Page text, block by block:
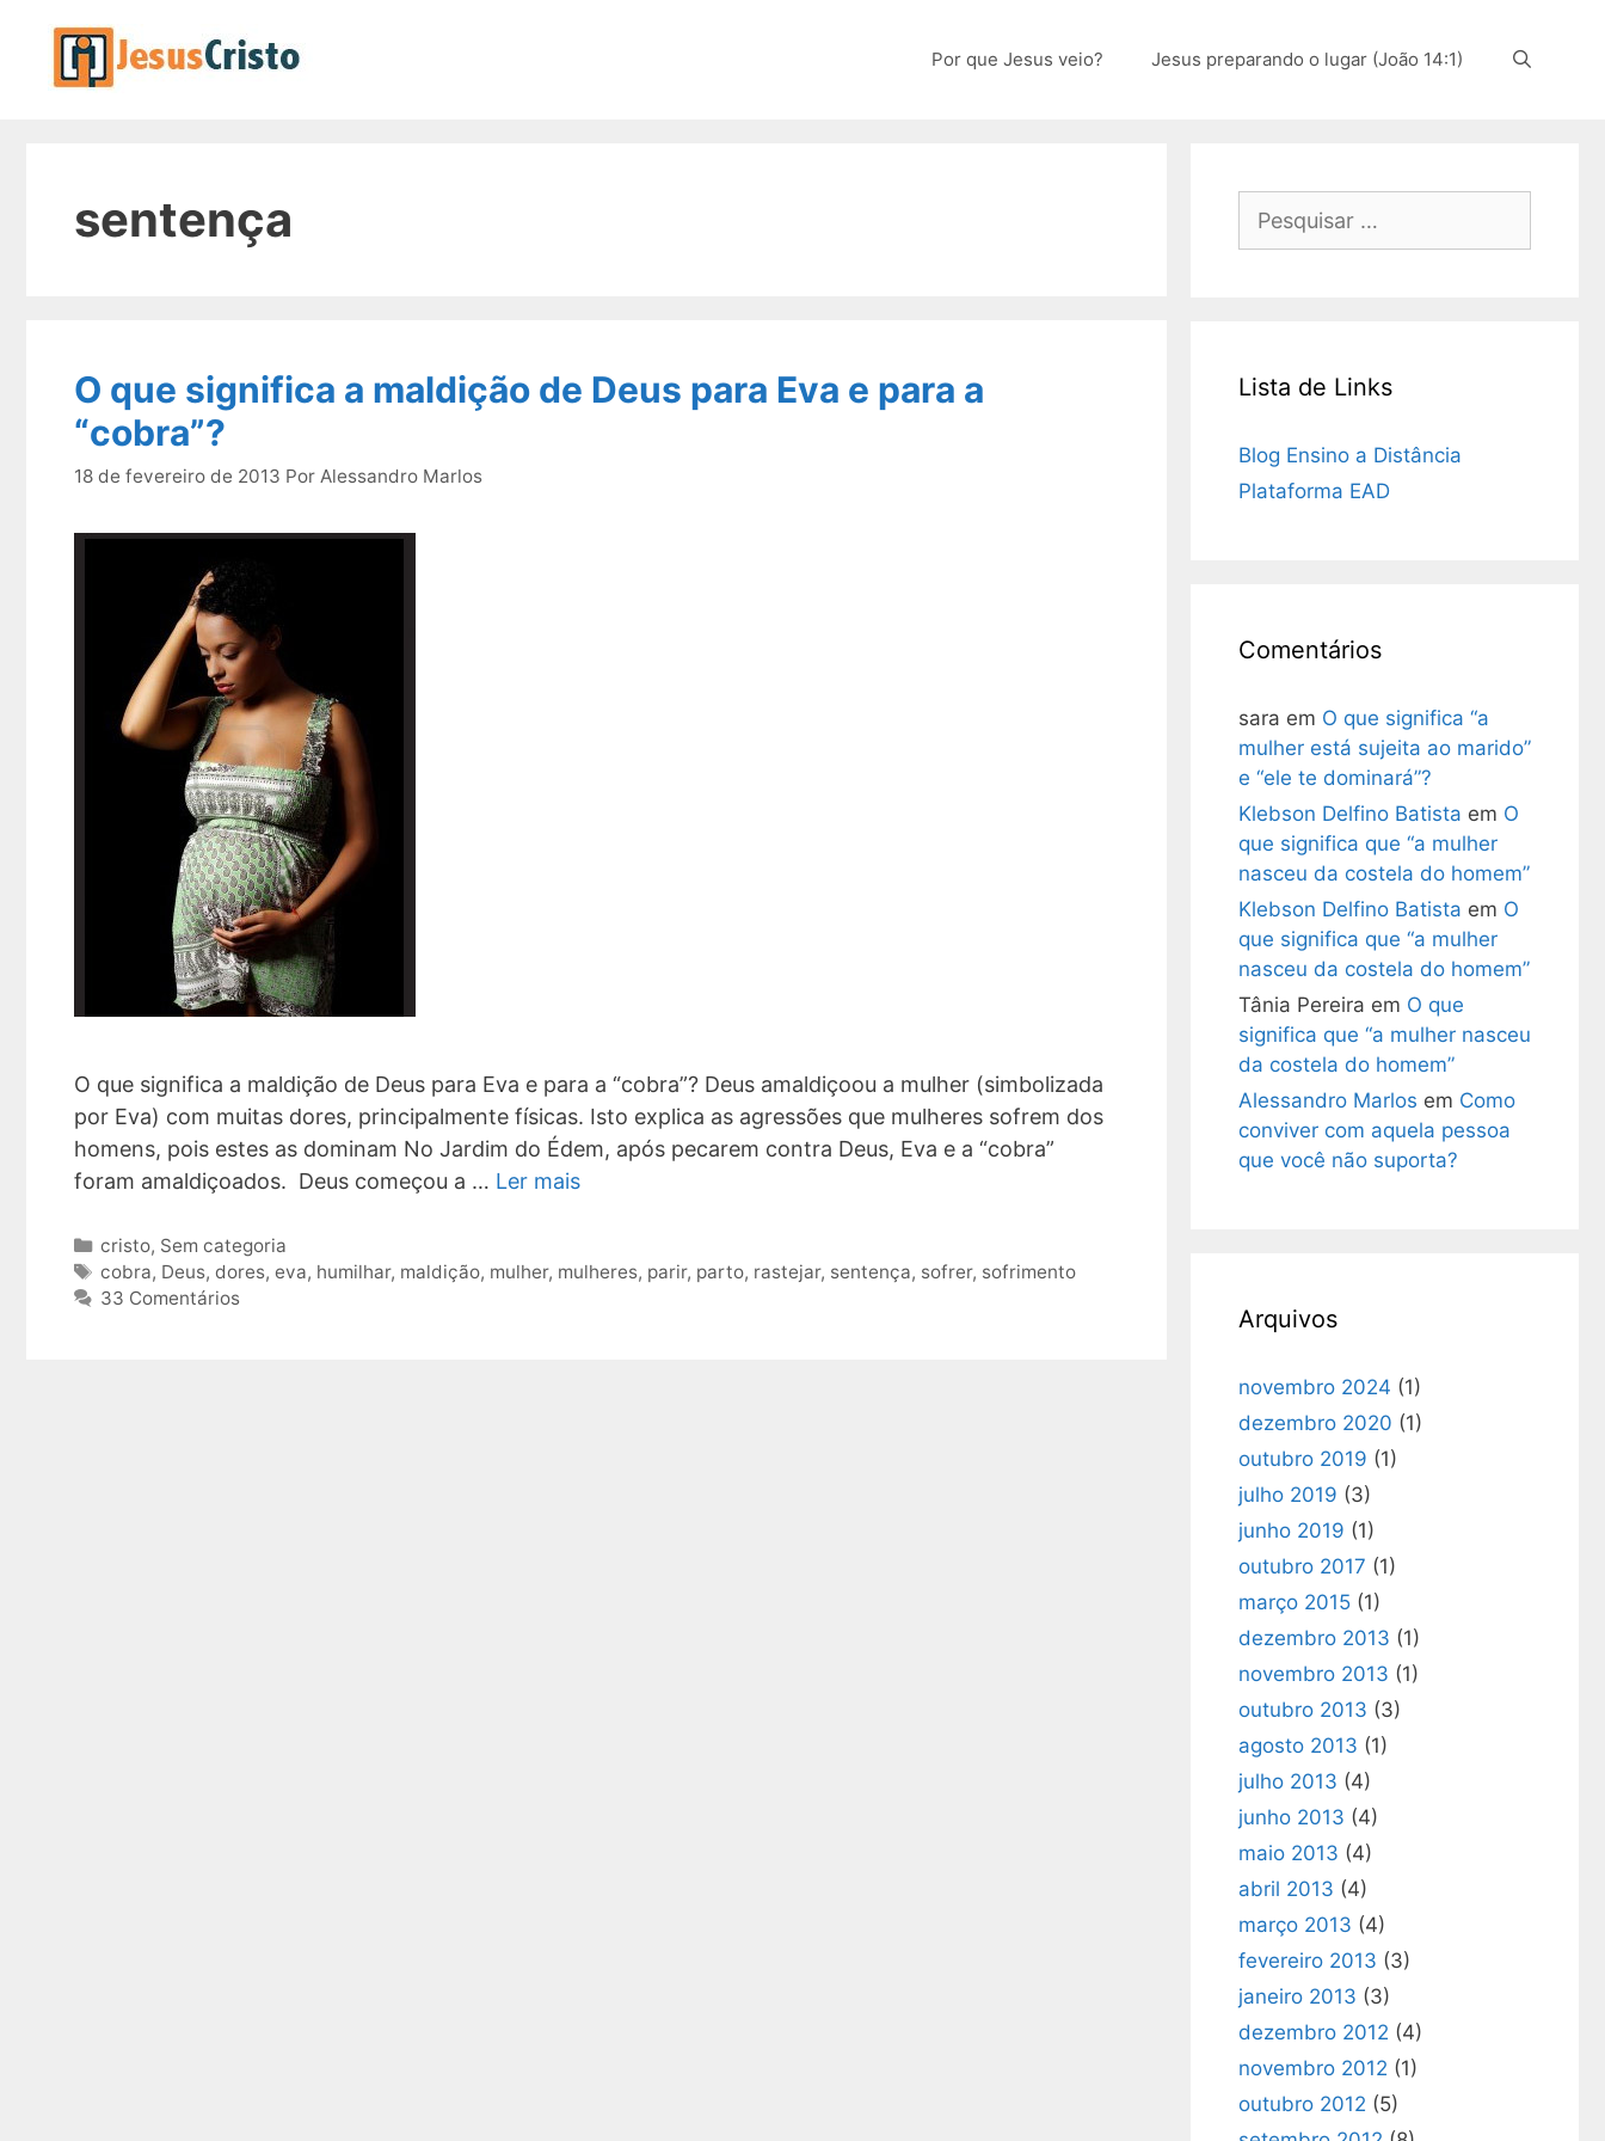
Por que Jesus veio? Jesus preparando o lugar (João 14:1)
sentença
O que significa a maldição de Deus para Eva e para a
“cobra”?
18 de fevereiro de 2013 Por Alessandro Marlos
O que significa a maldição de Deus para Eva e para a “cobra”? Deus amaldiçoou a mulher (simbolizada
por Eva) com muitas dores, principalmente físicas. Isto explica as agressões que mulheres sofrem dos
homens, pois estes as dominam No Jardim do Édem, após pecarem contra Deus, Eva e a “cobra”
foram amaldiçoados. Deus começou a … Ler mais
Categorias
cristo, Sem categoria
Tags
cobra, Deus,dores,eva, humilhar, maldição, mulher, mulheres, parir, parto, rastejar, sentença, sofrer, sofrimento
33 Comentários
por:
Lista de Links
Blog Ensino a Distância
Plataforma EAD
Comentários
sara em O que significa “a
mulher está sujeita ao marido”
e “ele te dominará”?
Klebson Delfino Batista em O
que significa que “a mulher
nasceu da costela do homem”
Klebson Delfino Batista em O
que significa que “a mulher
nasceu da costela do homem”
Tânia Pereira em O que
significa que “a mulher nasceu
da costela do homem”
Alessandro Marlos em Como
conviver com aquela pessoa
que você não suporta?
Arquivos
novembro 2024 (1)
dezembro 2020 (1)
outubro 2019 (1)
julho 2019 (3)
junho 2019 (1)
outubro 2017 (1)
março 2015 (1)
dezembro 2013 (1)
novembro 2013 (1)
outubro 2013 (3)
agosto 2013 (1)
julho 2013 (4)
junho 2013 (4)
maio 2013 (4)
abril 2013 (4)
março 2013 (4)
fevereiro 2013 (3)
janeiro 2013 (3)
dezembro 2012 (4)
novembro 2012 (1)
outubro 2012 (5)